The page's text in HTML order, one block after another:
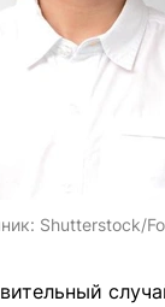
Shutterstock/